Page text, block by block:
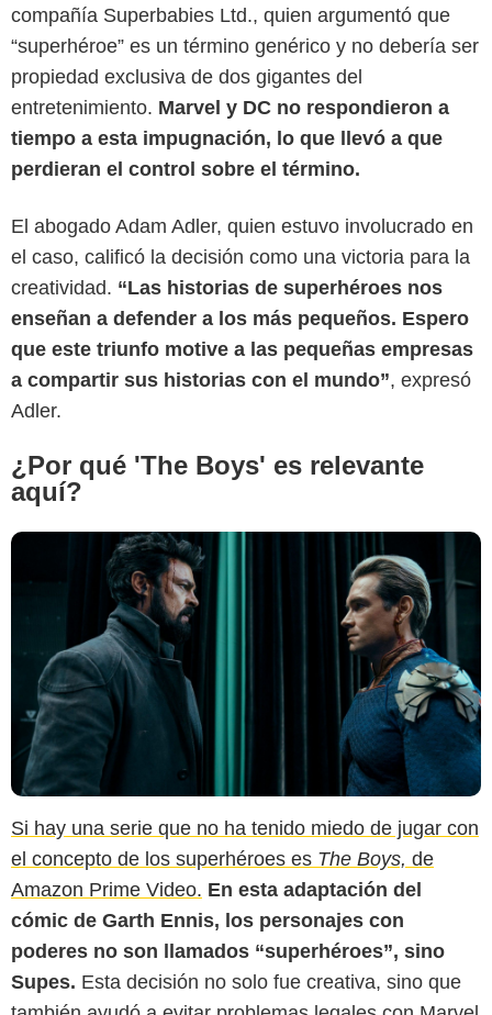
compañía Superbabies Ltd., quien argumentó que
“superhéroe” es un término genérico y no debería ser
propiedad exclusiva de dos gigantes del
entretenimiento. Marvel y DC no respondieron a
tiempo a esta impugnación, lo que llevó a que
perdieran el control sobre el término.
El abogado Adam Adler, quien estuvo involucrado en
el caso, calificó la decisión como una victoria para la
creatividad. “Las historias de superhéroes nos
enseñan a defender a los más pequeños. Espero
que este triunfo motive a las pequeñas empresas
a compartir sus historias con el mundo”, expresó
Adler.
¿Por qué 'The Boys' es relevante
aquí?
Games Radar
Si hay una serie que no ha tenido miedo de jugar con
el concepto de los superhéroes es The Boys, de
Amazon Prime Video. En esta adaptación del
cómic de Garth Ennis, los personajes con
poderes no son llamados “superhéroes”, sino
Supes. Esta decisión no solo fue creativa, sino que